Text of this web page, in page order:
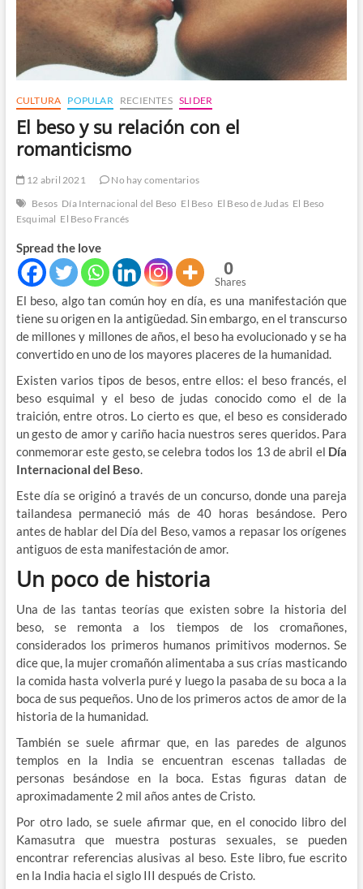
CULTURA POPULAR RECIENTES SLIDER
El beso y su relación con el
romanticismo
12 abril 2021
No hay comentarios
Besos Día Internacional del Beso El Beso El Beso de Judas El Beso
Esquimal El Beso Francés
Spread the love
0
Shares
El beso, algo tan común hoy en día, es una manifestación que
tiene su origen en la antigüedad. Sin embargo, en el transcurso
de millones y millones de años, el beso ha evolucionado y se ha
convertido en uno de los mayores placeres de la humanidad.
Existen varios tipos de besos, entre ellos: el beso francés, el
beso esquimal y el beso de judas conocido como el de la
traición, entre otros. Lo cierto es que, el beso es considerado
un gesto de amor y cariño hacia nuestros seres queridos. Para
conmemorar este gesto, se celebra todos los 13 de abril el Día
Internacional del Beso.
Este día se originó a través de un concurso, donde una pareja
tailandesa permaneció más de 40 horas besándose. Pero
antes de hablar del Día del Beso, vamos a repasar los orígenes
antiguos de esta manifestación de amor.
Un poco de historia
Una de las tantas teorías que existen sobre la historia del
beso, se remonta a los tiempos de los cromañones,
considerados los primeros humanos primitivos modernos. Se
dice que, la mujer cromañón alimentaba a sus crías masticando
la comida hasta volverla puré y luego la pasaba de su boca a la
boca de sus pequeños. Uno de los primeros actos de amor de la
historia de la humanidad.
También se suele afirmar que, en las paredes de algunos
templos en la India se encuentran escenas talladas de
personas besándose en la boca. Estas figuras datan de
aproximadamente 2 mil años antes de Cristo.
Por otro lado, se suele afirmar que, en el conocido libro del
Kamasutra que muestra posturas sexuales, se pueden
encontrar referencias alusivas al beso. Este libro, fue escrito
en la India hacia el siglo III después de Cristo.